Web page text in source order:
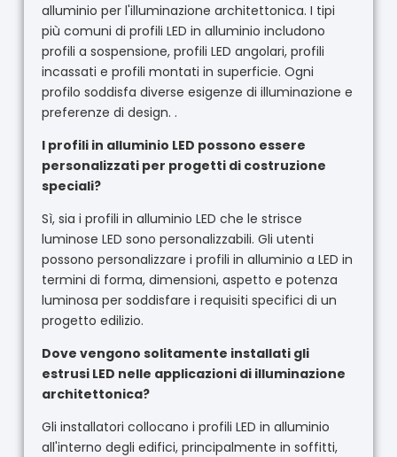
alluminio per l'illuminazione architettonica. I tipi
più comuni di profili LED in alluminio includono
profili a sospensione, profili LED angolari, profili
incassati e profili montati in superficie. Ogni
profilo soddisfa diverse esigenze di illuminazione e
preferenze di design. .
I profili in alluminio LED possono essere
personalizzati per progetti di costruzione
speciali?
Sì, sia i profili in alluminio LED che le strisce
luminose LED sono personalizzabili. Gli utenti
possono personalizzare i profili in alluminio a LED in
termini di forma, dimensioni, aspetto e potenza
luminosa per soddisfare i requisiti specifici di un
progetto edilizio.
Dove vengono solitamente installati gli
estrusi LED nelle applicazioni di illuminazione
architettonica?
Gli installatori collocano i profili LED in alluminio
all'interno degli edifici, principalmente in soffitti,